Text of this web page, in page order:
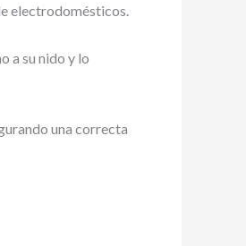
electrodomésticos.
a su nido y lo
una correcta